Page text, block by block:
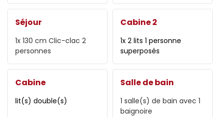
Séjour
1x 130 cm Clic-clac 2
personnes
Cabine 2
1x 2 lits 1 personne
superposés
Cabine
lit(s) double(s)
Salle de bain
1 salle(s) de bain avec 1
baignoire